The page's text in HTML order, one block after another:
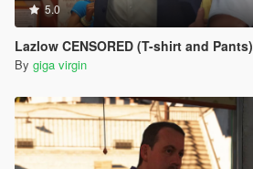
5.0
Lazlow CENSORED (T-shirt and Pants)
By giga virgin